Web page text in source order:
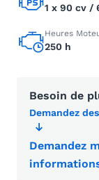
1 x 90 cv /
Heures
250 h
Besoin de
Demandez
Demandez